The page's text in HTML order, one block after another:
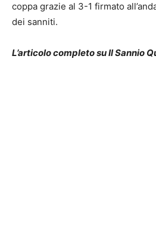
coppa grazie al 3-1 firmato
dei sanniti.
L’articolo completo su Il Sannio